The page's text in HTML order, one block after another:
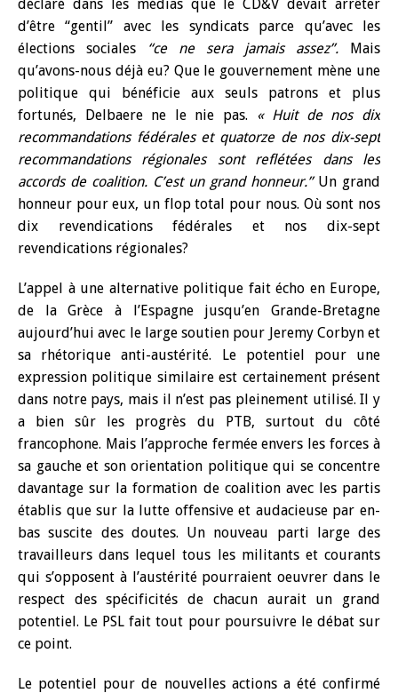
déclaré dans les médias que le CD&V devait arrêter
d’être “gentil” avec les syndicats parce qu’avec les
élections sociales
“ce ne sera jamais assez”. Mais
qu’avons-nous déjà eu? Que le gouvernement mène une
politique qui bénéficie aux seuls patrons et plus
fortunés, Delbaere ne le nie pas. « Huit de nos dix
recommandations fédérales et quatorze de nos dix-sept
recommandations régionales sont reflétées dans les
accords de coalition. C’est un grand honneur.”Un grand
honneur pour eux, un flop total pour nous. Où sont nos
dix revendications fédérales et nos dix-sept
revendications régionales?
L’appel à une alternative politique fait écho en Europe,
de la Grèce à l’Espagne jusqu’en Grande-Bretagne
aujourd’hui avec le large soutien pour Jeremy Corbyn et
sa rhétorique anti-austérité. Le potentiel pour une
expression politique similaire est certainement présent
dans notre pays, mais il n’est pas pleinement utilisé. Il y
a bien sûr les progrès du PTB, surtout du côté
francophone. Mais l’approche fermée envers les forces à
sa gauche et son orientation politique qui se concentre
davantage sur la formation de coalition avec les partis
établis que sur la lutte offensive et audacieuse par en-
bas suscite des doutes. Un nouveau parti large des
travailleurs dans lequel tous les militants et courants
qui s’opposent à l’austérité pourraient oeuvrer dans le
respect des spécificités de chacun aurait un grand
potentiel. Le PSL fait tout pour poursuivre le débat sur
ce point.
Le potentiel pour de nouvelles actions a été confirmé